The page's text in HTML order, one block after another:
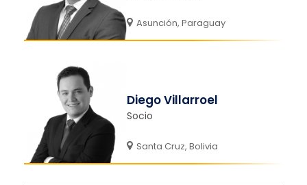
Asunción, Paraguay
Diego Villarroel
Socio
Santa Cruz, Bolivia